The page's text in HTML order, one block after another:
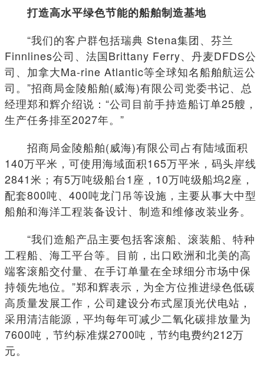
打造高水平绿色节能的船舶制造基地
“我们的客户群包括瑞典 Stena集团、芬兰
Finnlines公司、法国Brittany Ferry、丹麦DFDS公
司、加拿大Ma-rine Atlantic等全球知名船舶航运公
司。”招商局金陵船舶(威海)有限公司党委书记、总
经理郑和辉介绍说：“公司目前手持造船订单25艘，
生产任务排至2027年。”
招商局金陵船舶(威海)有限公司占有陆域面积
140万平米，可使用海域面积165万平米，码头岸线
2841米；有5万吨级船台1座，10万吨级船坞2座，
配套800吨、400吨龙门吊等设施，主要从事大中型
船舶和海洋工程装备设计、制造和维修改装业务。
“我们造船产品主要包括客滚船、滚装船、特种
工程船、海工平台等。目前，出口欧洲和北美的高
端客滚船交付量、在手订单量在全球细分市场中保
持领先地位。”郑和辉表示，为全方位推进绿色低碳
高质量发展工作，公司建设分布式屋顶光伏电站，
采用清洁能源，平均每年可减少二氧化碳排放量为
7600吨，节约标准煤2700吨，节约电费约212万
元。